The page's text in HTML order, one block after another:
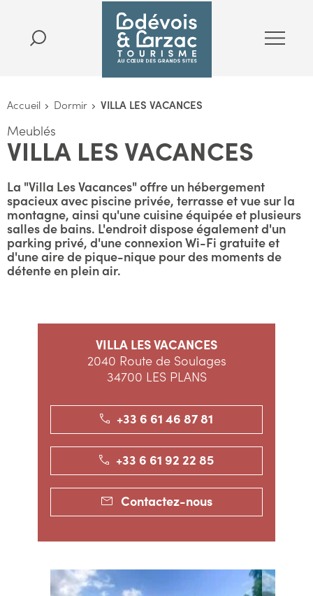
Accueil Dormir VILLA LES VACANCES
Meublés
VILLA LES VACANCES
La "Villa Les Vacances" offre un hébergement
spacieux avec piscine privée, terrasse et vue sur la
montagne, ainsi qu'une cuisine équipée et plusieurs
salles de bains. L'endroit dispose également d'un
parking privé, d'une connexion Wi-Fi gratuite et
d'une aire de pique-nique pour des moments de
détente en plein air.
VILLA LES VACANCES
2040 Route de Soulages
34700 LES PLANS
+33 6 61 46 87 81
+33 6 61 92 22 85
Contactez-nous